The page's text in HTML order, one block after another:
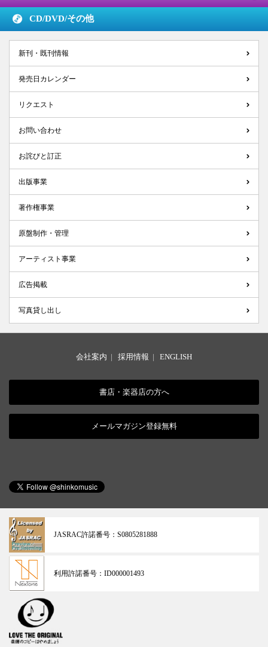
CD/DVD/その他
新刊・既刊情報
発売日カレンダー
リクエスト
お問い合わせ
お詫びと訂正
出版事業
著作権事業
原盤制作・管理
アーティスト事業
広告掲載
写真貸し出し
会社案内 | 採用情報 | ENGLISH
書店・楽器店の方へ
メールマガジン登録無料
JASRAC許諾番号： S0805281888
利用許諾番号： ID000001493